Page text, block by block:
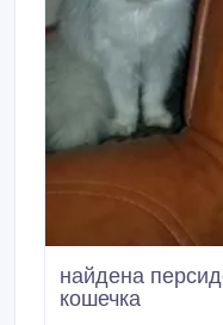
найдена
кошечка